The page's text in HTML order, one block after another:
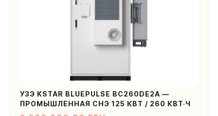
УЗЭ KSTAR BLUEPULSE BC260DE2A —
ПРОМЫШЛЕННАЯ СНЭ 125 КВТ / 260 КВТ·Ч
Оставить заявку